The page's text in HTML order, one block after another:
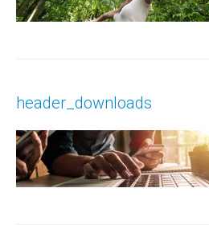
header_downloads